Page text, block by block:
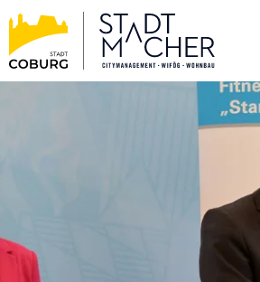
INHALT ANSPRINGEN
Stadt
Coburg